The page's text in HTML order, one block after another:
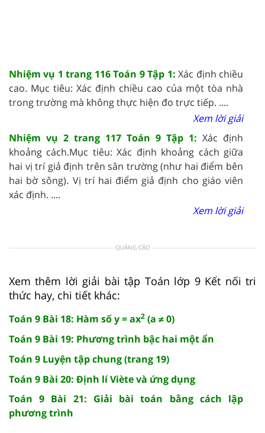
Nhiệm vụ 1 trang 116 Toán 9 Tập 1:Xác định chiều
cao. Mục tiêu: Xác định chiều cao của một tòa nhà
trong trường mà không thực hiện đo trực tiếp. ....
Xem lời giải
Nhiệm vụ 2 trang 117 Toán 9 Tập 1: Xác định
khoảng cách.Mục tiêu: Xác định khoảng cách giữa
hai vị trí giả định trên sân trường (như hai điểm bên
hai bờ sông). Vị trí hai điểm giả định cho giáo viên
xác định. ....
Xem lời giải
QUẢNG CÁO
Xem thêm lời giải bài tập Toán lớp 9 Kết nối tri
thức hay, chi tiết khác:
Toán 9 Bài 18: Hàm số y = ax2 (a ≠ 0)
Toán 9 Bài 19: Phương trình bậc hai một ẩn
Toán 9 Luyện tập chung (trang 19)
Toán 9 Bài 20: Định lí Viète và ứng dụng
Toán 9 Bài 21: Giải bài toán bằng cách lập
phương trình